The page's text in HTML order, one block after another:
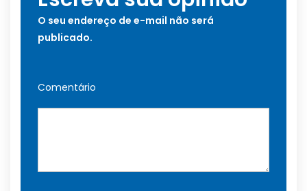
O seu endereço de e-mail não será
publicado.
Comentário